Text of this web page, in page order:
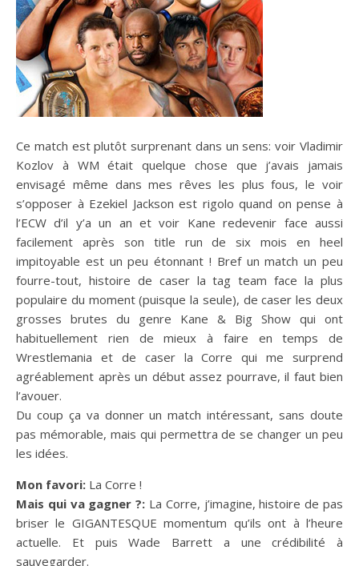
Ce match est plutôt surprenant dans un sens: voir Vladimir
Kozlov à WM était quelque chose que j’avais jamais
envisagé même dans mes rêves les plus fous, le voir
s’opposer à Ezekiel Jackson est rigolo quand on pense à
l’ECW d’il y’a un an et voir Kane redevenir face aussi
facilement après son title run de six mois en heel
impitoyable est un peu étonnant ! Bref un match un peu
fourre-tout, histoire de caser la tag team face la plus
populaire du moment (puisque la seule), de caser les deux
grosses brutes du genre Kane & Big Show qui ont
habituellement rien de mieux à faire en temps de
Wrestlemania et de caser la Corre qui me surprend
agréablement après un début assez pourrave, il faut bien
l’avouer.
Du coup ça va donner un match intéressant, sans doute
pas mémorable, mais qui permettra de se changer un peu
les idées.
Mon favori: La Corre !
Mais qui va gagner ?: La Corre, j’imagine, histoire de pas
briser le GIGANTESQUE momentum qu’ils ont à l’heure
actuelle. Et puis Wade Barrett a une crédibilité à
sauvegarder.